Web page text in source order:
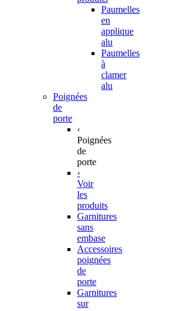
Paumelles
en
applique
alu
Paumelles
à
clamer
alu
Poignées
de
porte
‹
Poignées
de
porte
›
Voir
les
produits
Garnitures
sans
embase
Accessoires
poignées
de
porte
Garnitures
sur